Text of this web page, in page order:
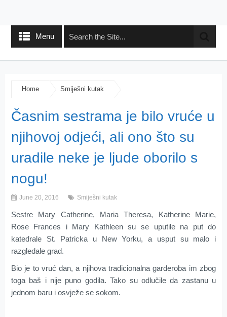
Menu
Home Smiješni kutak
Časnim sestrama je bilo vruće u
njihovoj odjeći, ali ono što su
uradile neke je ljude oborilo s
nogu!
June 20, 2016 Smiješni kutak
Sestre Mary Catherine, Maria Theresa, Katherine Marie,
Rose Frances i Mary Kathleen su se uputile na put do
katedrale St. Patricka u New Yorku, a usput su malo i
razgledale grad.
Bio je to vruć dan, a njihova tradicionalna garderoba im zbog
toga baš i nije puno godila. Tako su odlučile da zastanu u
jednom baru i osvježe se sokom.